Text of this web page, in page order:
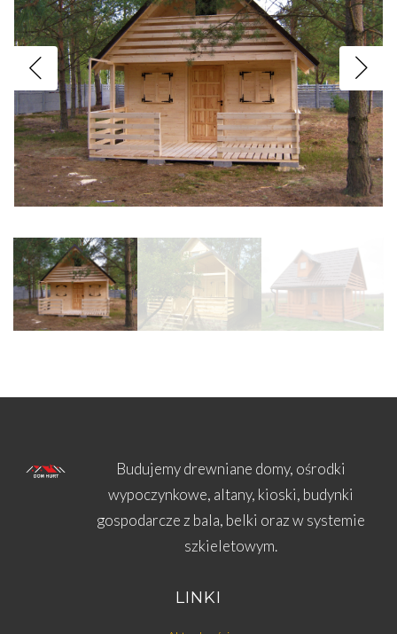
Budujemy drewniane domy, ośrodki
wypoczynkowe, altany, kioski, budynki
gospodarcze z bala, belki oraz w systemie
szkieletowym.
LINKI